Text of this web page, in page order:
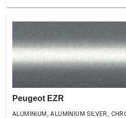
Peugeot EZR
ALUMINIUM, ALUMINIUM SILVER,